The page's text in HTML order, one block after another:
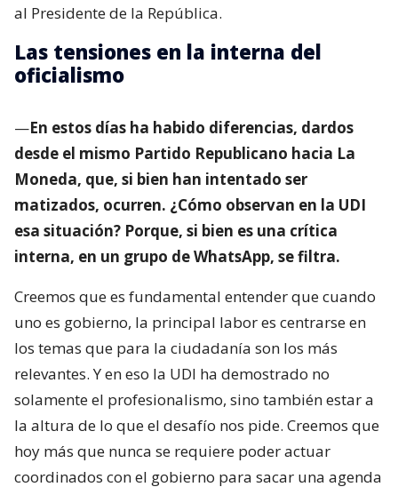
al Presidente de la República.
Las tensiones en la interna del
oficialismo
—En estos días ha habido diferencias, dardos
desde el mismo Partido Republicano hacia La
Moneda, que, si bien han intentado ser
matizados, ocurren. ¿Cómo observan en la UDI
esa situación? Porque, si bien es una crítica
interna, en un grupo de WhatsApp, se filtra.
Creemos que es fundamental entender que cuando
uno es gobierno, la principal labor es centrarse en
los temas que para la ciudadanía son los más
relevantes. Y en eso la UDI ha demostrado no
solamente el profesionalismo, sino también estar a
la altura de lo que el desafío nos pide. Creemos que
hoy más que nunca se requiere poder actuar
coordinados con el gobierno para sacar una agenda